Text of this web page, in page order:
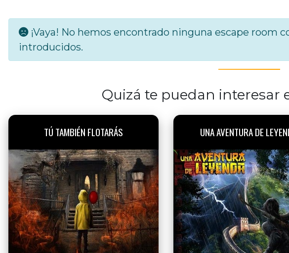
¡Vaya! No hemos encontrado ninguna escape room
introducidos.
Quizá te puedan interesar
TÚ TAMBIÉN FLOTARÁS UNA AVENTURA DE